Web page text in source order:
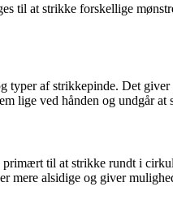
til at strikke forskellige
af strikkepinde. Det
lige ved hånden og undgår at
til at strikke rundt i
mere alsidige og giver